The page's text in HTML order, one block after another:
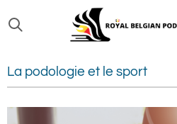
Passer
au
principal
La podologie et le sport